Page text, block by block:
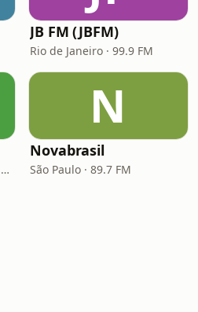
JB FM (JBFM)
Rio de Janeiro · 99.9 FM
Porto Alegre · 93.7 FM, 600 AM
N
Novabrasil
São Paulo · 89.7 FM